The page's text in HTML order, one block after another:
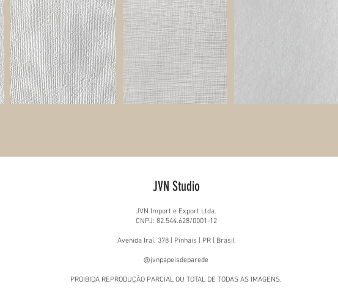
JVN Studio
JVN Import e Export Ltda.
CNPJ: 82.544.628/0001-12
Avenida Iraí, 378 | Pinhais | PR | Brasil
@jvnpapeisdeparede
PROIBIDA REPRODUÇÃO PARCIAL OU TOTAL DE TODAS AS IMAGENS.